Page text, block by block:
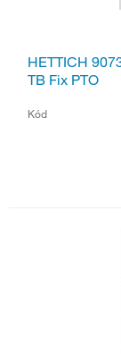
HETTICH
TB Fix PTO
Kód